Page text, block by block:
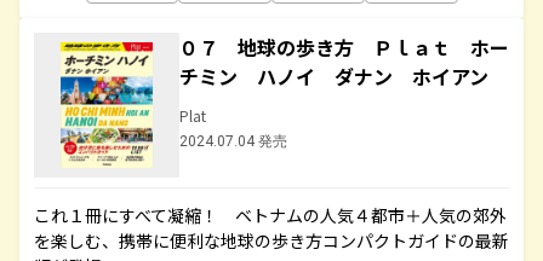
０７ 地球の歩き方 Ｐｌａｔ ホー
チミン ハノイ ダナン ホイアン
Plat
2024.07.04 発売
これ１冊にすべて凝縮！ ベトナムの人気４都市＋人気の郊外
を楽しむ、携帯に便利な地球の歩き方コンパクトガイドの最新